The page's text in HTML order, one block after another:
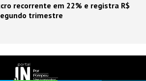
recorrente em 22% e registra R$
trimestre